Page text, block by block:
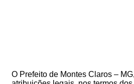
O Prefeito de Montes Claros –